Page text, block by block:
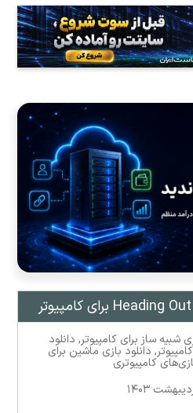
شبیه ساز برای کامپیوتر, دانلود
, دانلود بازی ماشین برای
کامپیوتری